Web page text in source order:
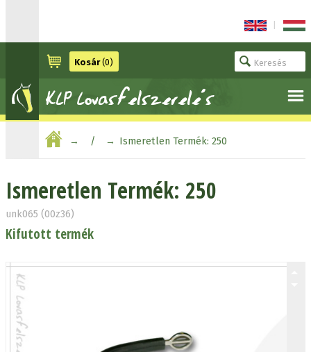
Kosár(0)
Ismeretlen Termék: 250
Ismeretlen Termék: 250
unk065 (00z36)
Kifutott termék